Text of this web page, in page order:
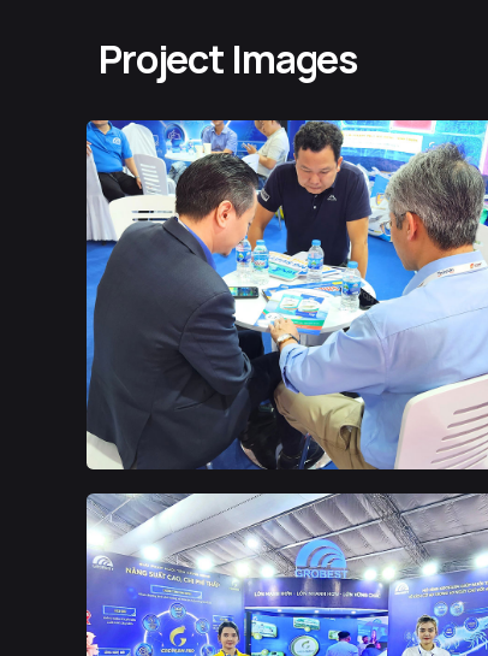
Project Images